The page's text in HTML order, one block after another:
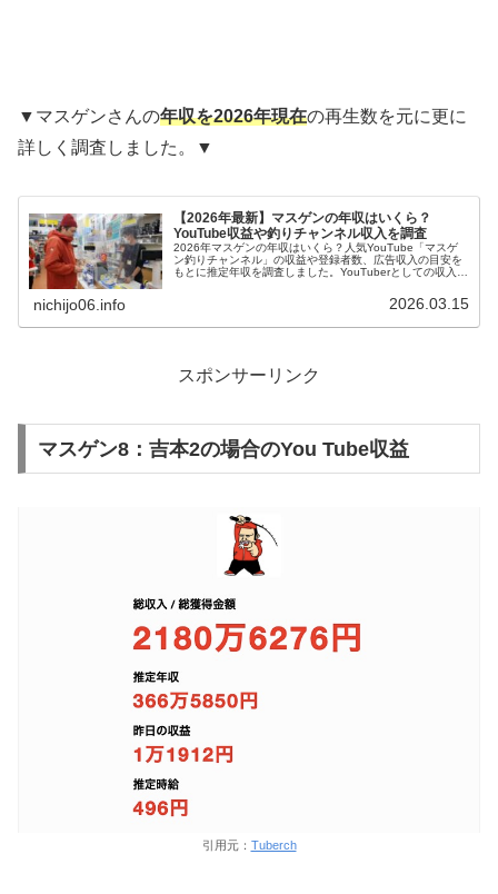
▼マスゲンさんの年収を2026年現在の再生数を元に更に
詳しく調査しました。▼
【2026年最新】マスゲンの年収はいくら？
YouTube収益や釣りチャンネル収入を調査
2026年マスゲンの年収はいくら？人気YouTube「マスゲ
ン釣りチャンネル」の収益や登録者数、広告収入の目安を
もとに推定年収を調査しました。YouTuberとしての収入源
nichijo06.info 2026.03.15
スポンサーリンク
マスゲン8：吉本2の場合のYou Tube収益
引用元： Tuberch